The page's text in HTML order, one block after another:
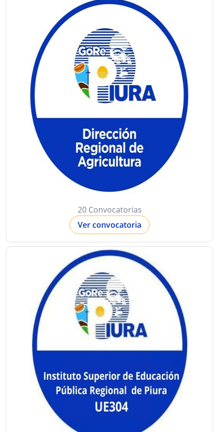
20 Convocatorias
Ver convocatoria